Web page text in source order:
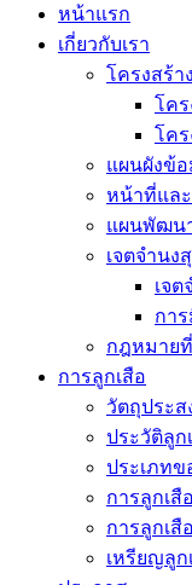
หน้าแรก
เกี่ยวกับเรา
โครงสร้าง
โค
โค
แผนผังข้
หน้าที่แล
แผนพัฒน
เจตจำนง
เจ
กา
กฎหมาย
การลูกเสือ
วัตถุประ
ประวัติลูก
ประเภทข
การลูกเสื
การลูกเสื
เหรียญลูก